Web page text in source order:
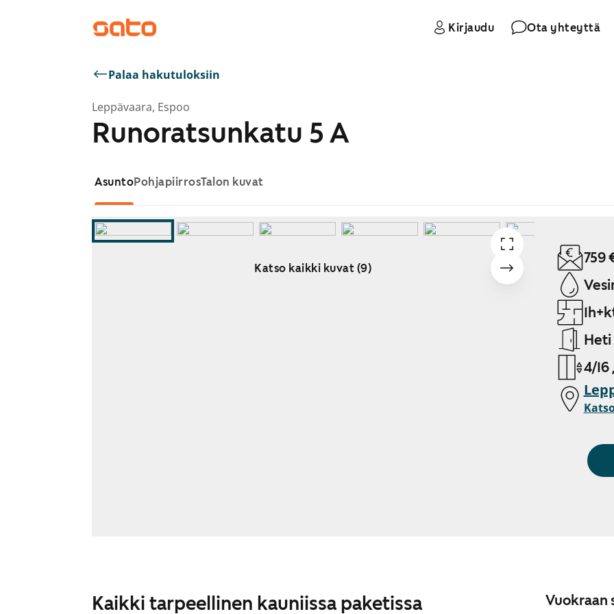
Kirjaudu Ota yhteyttä
Palaa hakutuloksiin
Leppävaara, Espoo
Runoratsunkatu 5 A
AsuntoPohjapiirrosTalon kuvat
Katso kaikki kuvat (9)
759
Heti
4/16
Kaikki tarpeellinen kauniissa paketissa Vuokraan